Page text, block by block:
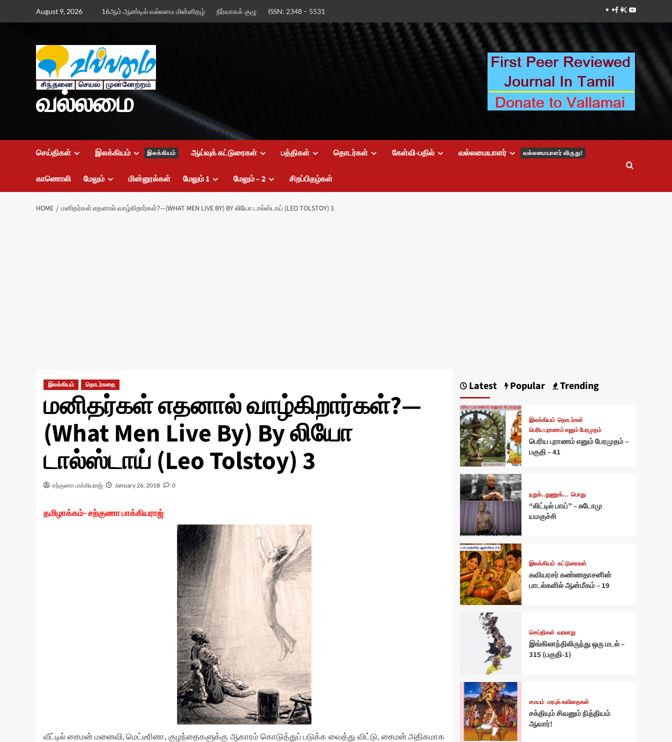
August 9, 2026 16ஆம் ஆண்டில் வல்லமை மின்னிதழ் நிர்வாகக் குழு ISSN: 2348 – 5531 Facebook
TwitterYoutube
வல்லமை
செய்திகள் இலக்கியம் இலக்கியம் ஆய்வுக் கட்டுரைகள் பத்திகள் தொடர்கள் கேள்வி-பதில் வல்லமையாளர் வல்லமையாளர் விருது!
காணொலி மேலும் மின்னூல்கள் மேலும் 1 மேலும் – 2 சிறப்பிதழ்கள்
HOME மனிதர்கள் எதனால் வாழ்கிறார்கள்?—(WHAT MEN LIVE BY) BY லியோ டால்ஸ்டாய் (LEO TOLSTOY) 3
இலக்கியம் தொடர்கதை
மனிதர்கள் எதனால் வாழ்கிறார்கள்?—
(What Men Live By) By லியோ
டால்ஸ்டாய் (Leo Tolstoy) 3
சற்குணா பாக்கியராஜ் January 26, 2018 0
தமிழாக்கம்- சற்குணா பாக்கியராஜ்
வீட்டில் சைமன் மனைவி, மெட்டீரினா, குழந்தைகளுக்கு ஆகாரம் கொடுத்துப் படுக்க வைத்து விட்டு, சைமன் அதிகமாக
Latest Popular Trending
இலக்கியம் தொடர்கள்
பெரிய புராணம் எனும் பேரமுதம்
பெரிய புராணம் எனும் பேரமுதம் –
பகுதி – 41
நறுக்..துணுக்... பொது
“லிட்டில் பாய்” – சுடோமு
யமகுச்சி
இலக்கியம் கட்டுரைகள்
கவியரசர் கண்ணதாசனின்
பாடல்களில் ஆன்மீகம் – 19
செய்திகள் வரலாறு
இங்கிலாந்திலிருந்து ஒரு மடல் –
315 (பகுதி-1)
சமயம் மரபுக் கவிதைகள்
சக்தியும் சிவனும் நித்தியம்
ஆவார்!